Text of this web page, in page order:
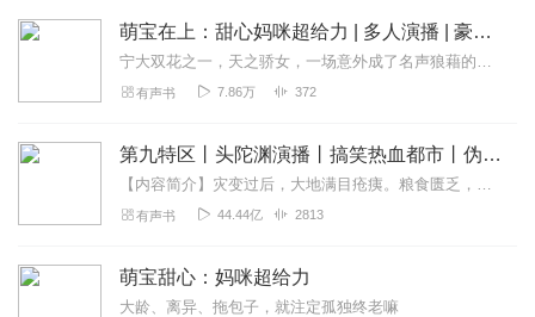
萌宝在上：甜心妈咪超给力 | 多人演播 | 豪门霸总甜宠
宁大双花之一，天之骄女，一场意外成了名声狼藉的未婚妈妈
有声书 7.86万 372
第九特区丨头陀渊演播丨搞笑热血都市丨伪戒丨VIP免费多人有声剧
【内容简介】灾变过后，大地满目疮痍。粮食匮乏，资源紧俏，局势混乱……一位从待规划区杀出来的青年，背对着漫天黄沙，孤身来到九区谋生，却不曾想偶然结识三五好友，一念...
有声书 44.44亿 2813
萌宝甜心：妈咪超给力
大龄、离异、拖包子，就注定孤独终老嘛